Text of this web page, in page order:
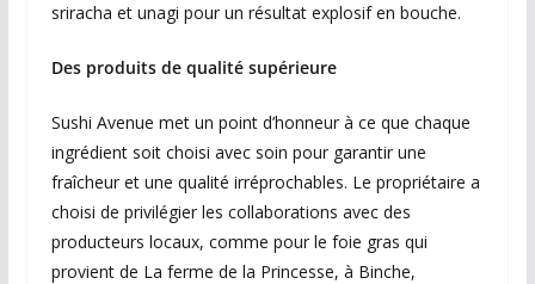
sriracha et unagi pour un résultat explosif en bouche.
Des produits de qualité supérieure
Sushi Avenue met un point d’honneur à ce que chaque
ingrédient soit choisi avec soin pour garantir une
fraîcheur et une qualité irréprochables. Le propriétaire a
choisi de privilégier les collaborations avec des
producteurs locaux, comme pour le foie gras qui
provient de La ferme de la Princesse, à Binche,